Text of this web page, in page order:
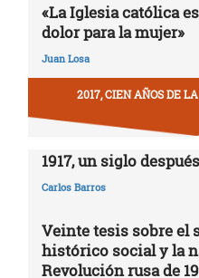
«La Iglesia católica
dolor para la mujer»
Juan Losa
2017, CIEN AÑOS DE
1917, un siglo después
Carlos Barros
Veinte tesis sobre el
histórico social y la
Revolución rusa de